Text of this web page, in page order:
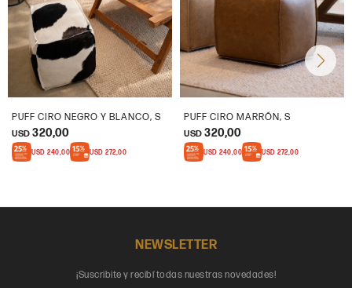
PUFF CIRO NEGRO Y BLANCO, S
USD 320,00
USD 240,00 USD 272,00
PUFF CIRO MARRÓN, S
USD 320,00
USD 240,00 USD 272,00
NEWSLETTER
¡Suscribite y recibí todas nuestras novedades!